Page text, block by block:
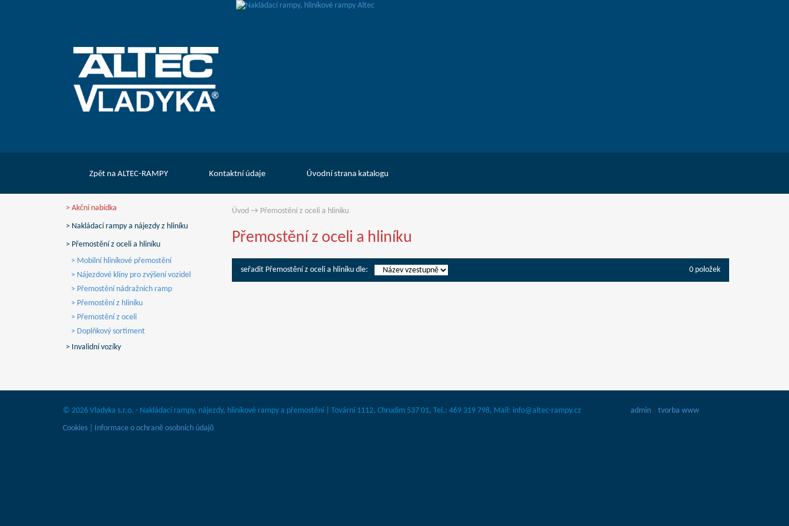
Zpět na ALTEC-RAMPY Kontaktní údaje Úvodní strana katalogu
> Akční nabídka
> Nakládací rampy a nájezdy z hliníku
> Přemostění z oceli a hliníku
> Mobilní hliníkové přemostění
> Nájezdové klíny pro zvýšení vozidel
> Přemostění nádražních ramp
> Přemostění z hliníku
> Přemostění z oceli
> Doplňkový sortiment
> Invalidní vozíky
Úvod→ Přemostění z oceli a hliníku
Přemostění z oceli a hliníku
seřadit Přemostění z oceli a hliníku dle: 0 položek
© 2026 Vladyka s.r.o. - Nakládací rampy, nájezdy, hliníkové rampy a přemostění | Tovární 1112, Chrudim 537 01, Tel.: 469 319 798, Mail: info@altec-rampy.cz
Cookies
Informace o ochraně osobních údajů
admin| tvorba www